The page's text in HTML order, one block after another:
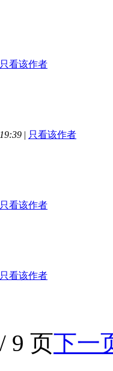
只看该作者
| 只看该作者
只看该作者
只看该作者
/ 9 页下一